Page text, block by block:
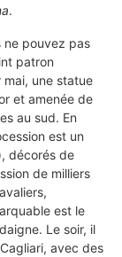
.
ne pouvez pas
patron
mai, une statue
et amenée de
au sud. En
est un
décorés de
de milliers
est le
Le soir, il
avec des